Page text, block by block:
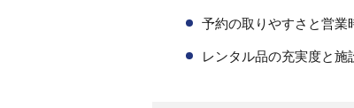
予約の取りやすさと営業
レンタル品の充実度と施